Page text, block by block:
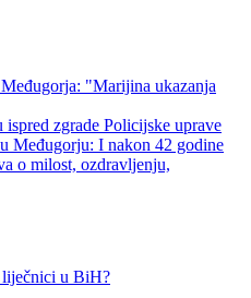
"Marijina ukazanja
zgrade Policijske uprave
Međugorju: I nakon 42 godine
o milost, ozdravljenju,